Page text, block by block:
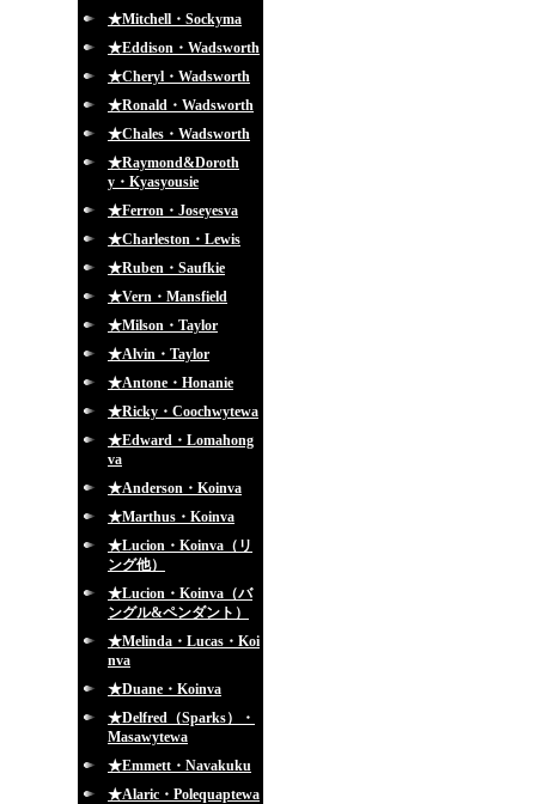
★Mitchell・Sockyma
★Eddison・Wadsworth
★Cheryl・Wadsworth
★Ronald・Wadsworth
★Chales・Wadsworth
★Raymond&Doroth
y・Kyasyousie
★Ferron・Joseyesva
★Charleston・Lewis
★Ruben・Saufkie
★Vern・Mansfield
★Milson・Taylor
★Alvin・Taylor
★Antone・Honanie
★Ricky・Coochwytewa
★Edward・Lomahong
va
★Anderson・Koinva
★Marthus・Koinva
★Lucion・Koinva（リ
ング他）
★Lucion・Koinva（バ
ングル&ペンダント）
★Melinda・Lucas・Koi
nva
★Duane・Koinva
★Delfred（Sparks）・
Masawytewa
★Emmett・Navakuku
★Alaric・Polequaptewa